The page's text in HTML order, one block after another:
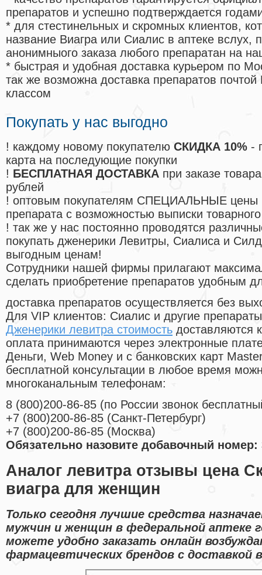
препаратов и успешно подтверждается
* для стестинельных и скромных клиентов,
название Виагра или Сиалис в аптеке вслух,
анонимныого заказа любого препаратан на
* быстрая и удобная доставка курьером по
так же возможна доставка препаратов
классом
Покупать у нас выгодно
! каждому новому покупателю СКИДКА 10% -
карта на последующие покупки
! БЕСПЛАТНАЯ ДОСТАВКА при заказе
рублей
! оптовым покупателям СПЕЦИАЛЬНЫЕ цены
препарата с возможностью выписки
! так же у нас постоянно проводятся
покупать дженерики Левитры, Сиалиса и
выгодным ценам!
Cотрудники нашей фирмы прилагают
сделать приобретение препаратов удобным
доставка препаратов осуществляется без
Для VIP клиентов: Сиалис и другие
Дженерики левитра стоимость доставляются
оплата принимаются через электронные
Деньги, Web Money и с банковских карт
бесплатной консультации в любое время
многоканальным телефонам:
8 (800)200-86-85 (по России звонок
+7 (800)200-86-85 (Санкт-Петербург)
+7 (800)200-86-85 (Москва)
Обязательно назовите добавочный номер:
Аналог левитра отзывы цена
виагра для женщин
Только сегодня лучшие средства
мужчин и женщин в федеральной аптеке
можете удобно заказать онлайн
фармацевтических брендов с доставкой